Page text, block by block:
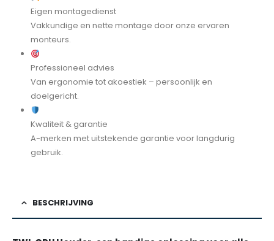
Eigen montagedienst
Vakkundige en nette montage door onze ervaren
monteurs.
Professioneel advies
Van ergonomie tot akoestiek – persoonlijk en
doelgericht.
Kwaliteit & garantie
A-merken met uitstekende garantie voor langdurig
gebruik.
BESCHRIJVING